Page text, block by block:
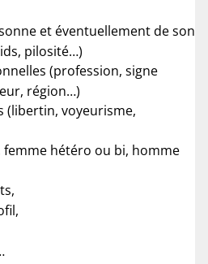
et éventuellement de son
pilosité…)
(profession, signe
région…)
(libertin, voyeurisme,
femme hétéro ou bi, homme